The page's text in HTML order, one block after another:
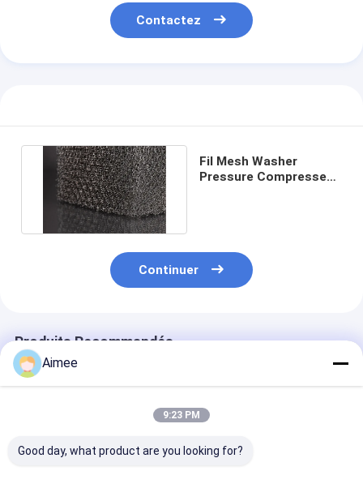
Contactez
Fil Mesh Washer
Pressure Compressed
Continuer
Produits Recommandés
Aimee
9:23 PM
Good day, what product are you looking for?